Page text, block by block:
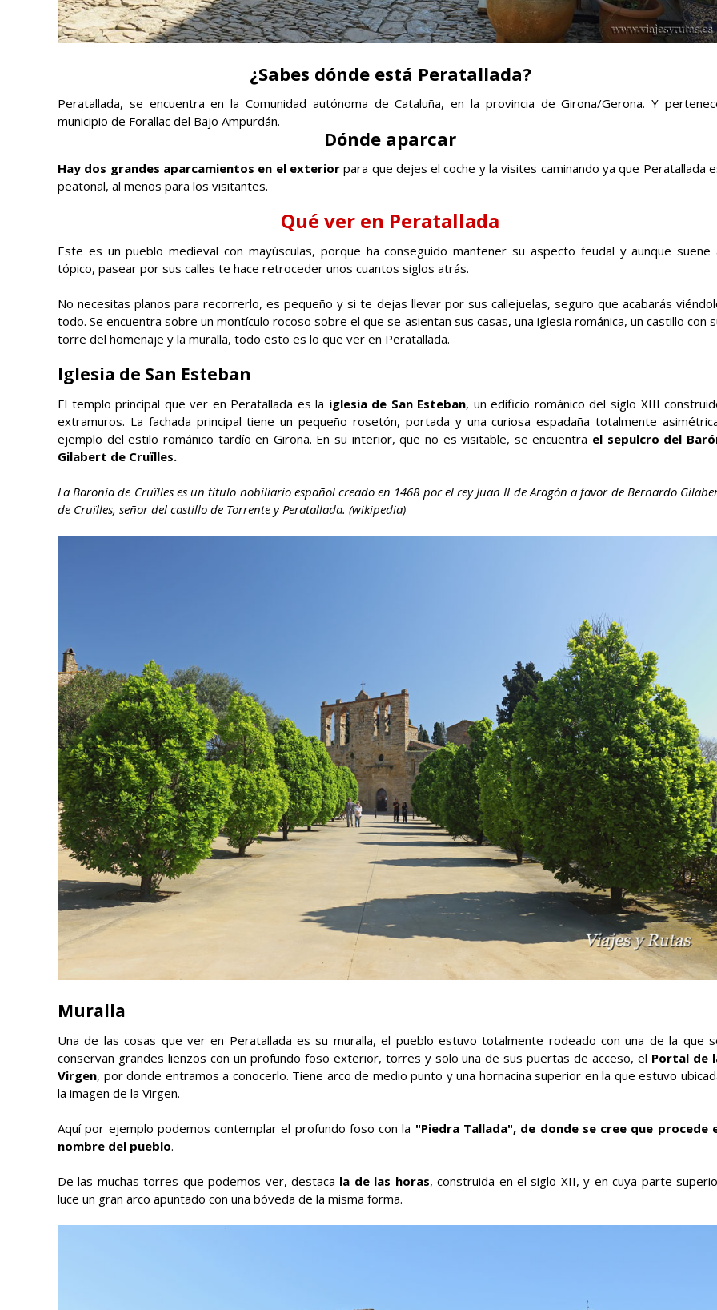
¿Sabes dónde está Peratallada?
Peratallada, se encuentra en la Comunidad autónoma de Cataluña, en la provincia de Girona/Gerona. Y
municipio de Forallac del Bajo Ampurdán.
Dónde aparcar
Hay dos grandes aparcamientos en el exteriorpara que dejes el coche y la visites caminando ya que Peratallada
peatonal, al menos para los visitantes.
Qué ver en Peratallada
Este es un pueblo medieval con mayúsculas, porque ha conseguido mantener su aspecto feudal y aunque suene
tópico, pasear por sus calles te hace retroceder unos cuantos siglos atrás.
No necesitas planos para recorrerlo, es pequeño y si te dejas llevar por sus callejuelas, seguro que acabarás
todo. Se encuentra sobre un montículo rocoso sobre el que se asientan sus casas, una iglesia románica, un castillo con
torre del homenaje y la muralla, todo esto es lo que ver en Peratallada.
Iglesia de San Esteban
El templo principal que ver en Peratallada es la iglesia de San Esteban, un edificio románico del siglo XIII
extramuros. La fachada principal tiene un pequeño rosetón, portada y una curiosa espadaña totalmente
ejemplo del estilo románico tardío en Girona. En su interior, que no es visitable, se encuentra el sepulcro del
Gilabert de Cruïlles.
La Baronía de Cruïlles es un título nobiliario español creado en 1468 por el rey Juan II de Aragón a favor de Bernardo
de Cruïlles, señor del castillo de Torrente y Peratallada. (wikipedia)
Muralla
Una de las cosas que ver en Peratallada es su muralla, el pueblo estuvo totalmente rodeado con una de la que
conservan grandes lienzos con un profundo foso exterior, torres y solo una de sus puertas de acceso, el Portal de
Virgen, por donde entramos a conocerlo. Tiene arco de medio punto y una hornacina superior en la que estuvo
la imagen de la Virgen.
Aquí por ejemplo podemos contemplar el profundo foso con la "Piedra Tallada", de donde se cree que procede
nombre del pueblo.
De las muchas torres que podemos ver, destaca la de las horas, construida en el siglo XII, y en cuya parte
luce un gran arco apuntado con una bóveda de la misma forma.